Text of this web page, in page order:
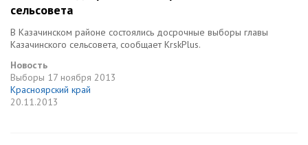
сельсовета
В Казачинском районе состоялись досрочные выборы главы
Казачинского сельсовета, сообщает KrskPlus.
Новость
Выборы 17 ноября 2013
Красноярский край
20.11.2013